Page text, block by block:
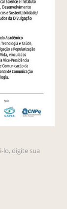
lo, digite sua